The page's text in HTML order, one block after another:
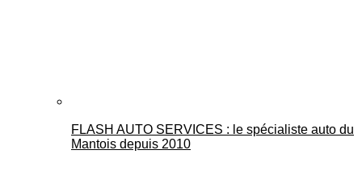
FLASH AUTO SERVICES : le spécialiste auto du
Mantois depuis 2010